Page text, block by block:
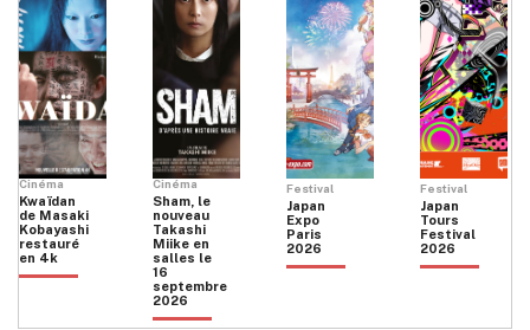
Cinéma
Kwaïdan
de Masaki
Kobayashi
restauré
en 4k
Cinéma
Sham, le
nouveau
Takashi
Miike en
salles le
16
septembre
2026
Festival
Japan
Expo
Paris
2026
Festival
Japan
Tours
Festival
2026